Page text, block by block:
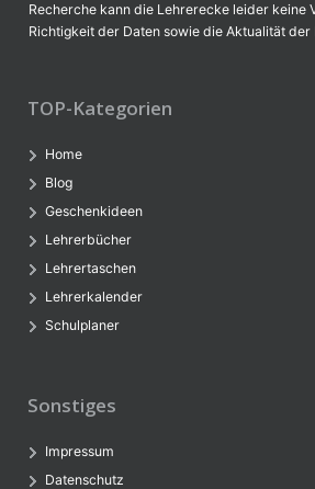
Recherche kann die Lehrerecke leider keine
Richtigkeit der Daten sowie die Aktualität der
TOP-Kategorien
Home
Blog
Geschenkideen
Lehrerbücher
Lehrertaschen
Lehrerkalender
Schulplaner
Sonstiges
Impressum
Datenschutz